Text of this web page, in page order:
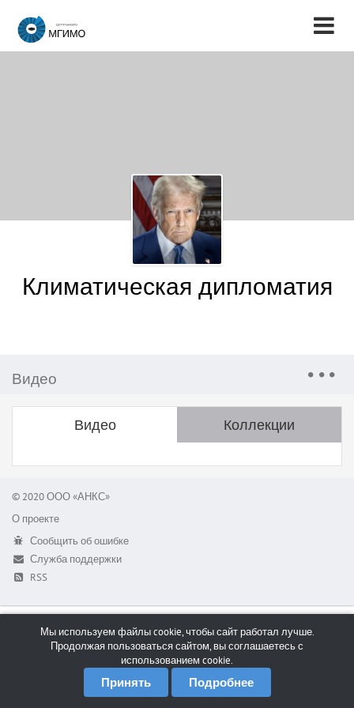
Климатическая дипломатия
Видео
Видео Коллекции
© 2020 ООО «АНКС»
О проекте
Сообщить об ошибке
Служба поддержки
RSS
Мы используем файлы cookie, чтобы сайт работал лучше.
Продолжая пользоваться сайтом, вы соглашаетесь с
использованием cookie.
Принять Подробнее